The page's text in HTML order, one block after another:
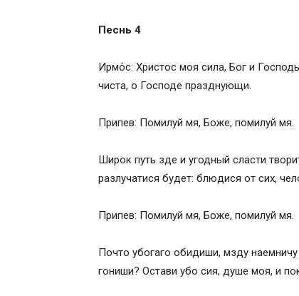
Песнь 4
Ирмо́с: Христос моя сила, Бог и
чиста, о Господе празднующи.
Припев: Помилуй мя, Боже, помилуй мя.
Широк путь зде и угодный сласти
разлучатися будет: блюдися от сих,
Припев: Помилуй мя, Боже, помилуй мя.
Почто убогаго обидиши, мзду
гониши? Остави убо сия, душе моя, и